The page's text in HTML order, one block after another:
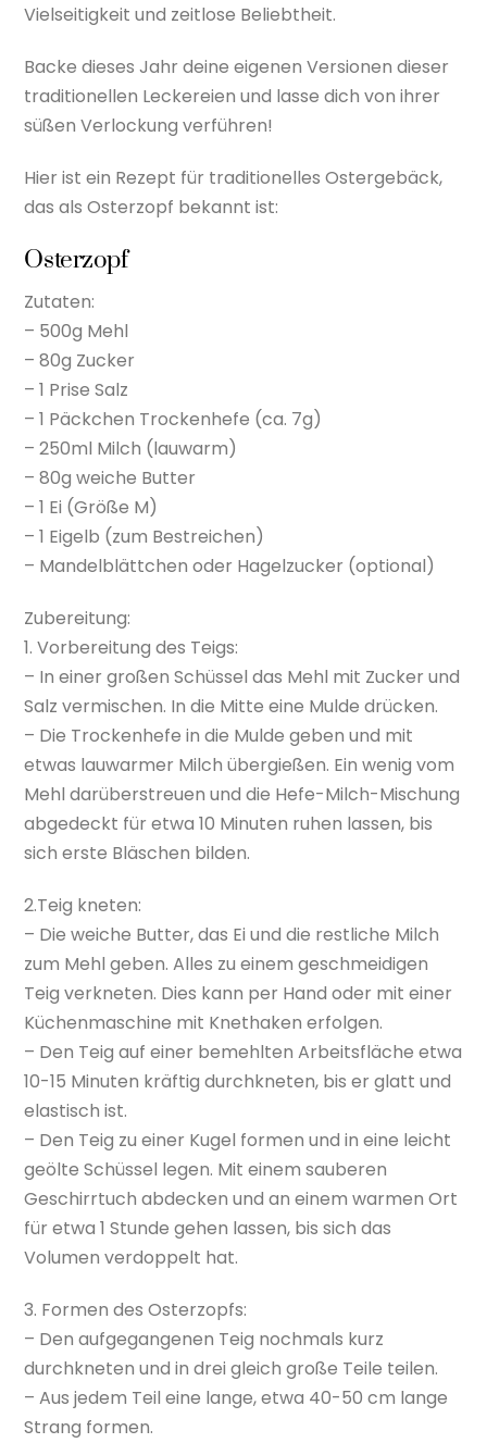
Vielseitigkeit und zeitlose Beliebtheit.
Backe dieses Jahr deine eigenen Versionen dieser
traditionellen Leckereien und lasse dich von ihrer
süßen Verlockung verführen!
Hier ist ein Rezept für traditionelles Ostergebäck,
das als Osterzopf bekannt ist:
Osterzopf
Zutaten:
– 500g Mehl
– 80g Zucker
– 1 Prise Salz
– 1 Päckchen Trockenhefe (ca. 7g)
– 250ml Milch (lauwarm)
– 80g weiche Butter
– 1 Ei (Größe M)
– 1 Eigelb (zum Bestreichen)
– Mandelblättchen oder Hagelzucker (optional)
Zubereitung:
1. Vorbereitung des Teigs:
– In einer großen Schüssel das Mehl mit Zucker und
Salz vermischen. In die Mitte eine Mulde drücken.
– Die Trockenhefe in die Mulde geben und mit
etwas lauwarmer Milch übergießen. Ein wenig vom
Mehl darüberstreuen und die Hefe-Milch-Mischung
abgedeckt für etwa 10 Minuten ruhen lassen, bis
sich erste Bläschen bilden.
2.Teig kneten:
– Die weiche Butter, das Ei und die restliche Milch
zum Mehl geben. Alles zu einem geschmeidigen
Teig verkneten. Dies kann per Hand oder mit einer
Küchenmaschine mit Knethaken erfolgen.
– Den Teig auf einer bemehlten Arbeitsfläche etwa
10-15 Minuten kräftig durchkneten, bis er glatt und
elastisch ist.
– Den Teig zu einer Kugel formen und in eine leicht
geölte Schüssel legen. Mit einem sauberen
Geschirrtuch abdecken und an einem warmen Ort
für etwa 1 Stunde gehen lassen, bis sich das
Volumen verdoppelt hat.
3. Formen des Osterzopfs:
– Den aufgegangenen Teig nochmals kurz
durchkneten und in drei gleich große Teile teilen.
– Aus jedem Teil eine lange, etwa 40-50 cm lange
Strang formen.